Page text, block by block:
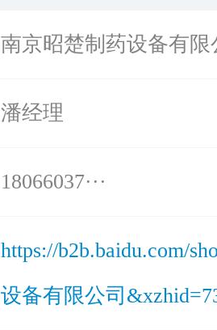
南京昭楚制药设备有限
潘经理
18066037···
https://b2b.baidu.com/
设备有限公司